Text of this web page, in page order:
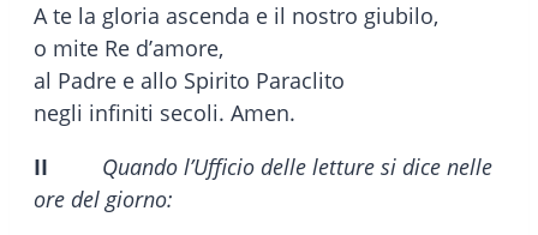
A te la gloria ascenda e il nostro giubilo,
o mite Re d’amore,
al Padre e allo Spirito Paraclito
negli infiniti secoli. Amen.
II
Quando l’Ufficio delle letture si dice nelle
ore del giorno: